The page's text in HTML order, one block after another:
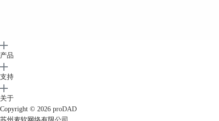
向位置（Position下的Vert）、宽度大小（Size下的
认旋转角度为0，位置为（0,0），大小为
当然，可以按照不同的时间点对视频进行设置，切
产品
支持
关于
Copyright © 2026 proDAD